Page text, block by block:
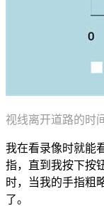
视线离开道路的时
我在看录像时就能
指，直到我按下按
时，当我的手指粗
了。